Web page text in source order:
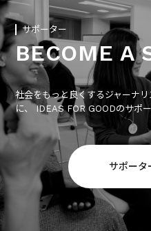
サポーター
BECOME A
社会をもっと良くするジャーナ
に、 IDEAS FOR GOODのサポ
サポータ